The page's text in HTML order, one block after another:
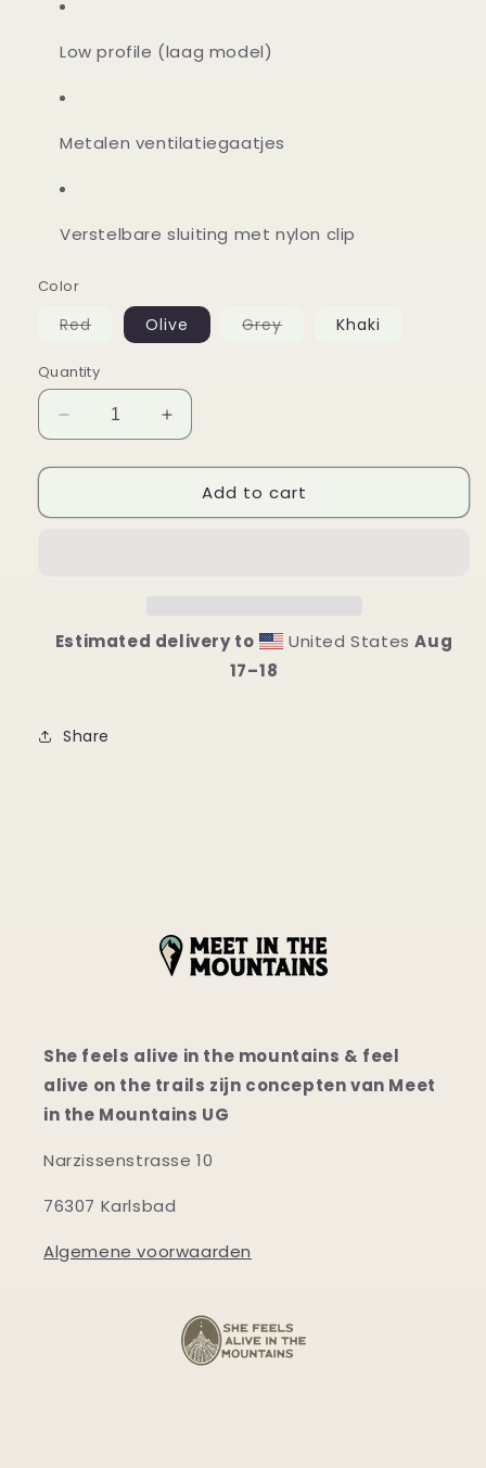
Low profile (laag model)
Metalen ventilatiegaatjes
Verstelbare sluiting met nylon clip
Color
RedVariant
sold
or
unavailable
Olive GreyVariantKhaki
Quantity
Decrease
quantity
for
X
Increase
quantity
for
X
Add to cart
Estimated delivery to United StatesAug
17⁠–18
Share
She feels alive in the mountains & feel
alive on the trails zijn concepten van Meet
in the Mountains UG
Narzissenstrasse 10
76307 Karlsbad
Algemene voorwaarden